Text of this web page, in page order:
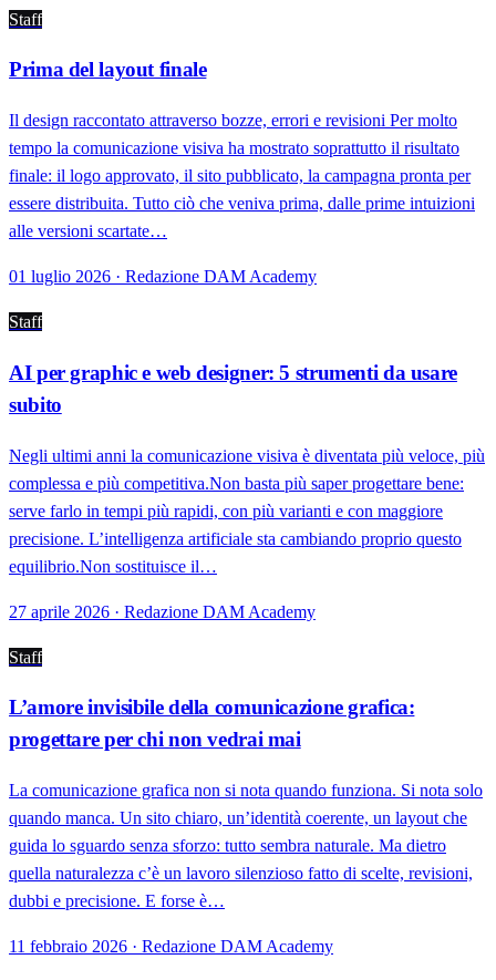
Staff
Prima del layout finale
Il design raccontato attraverso bozze, errori e revisioni Per molto
tempo la comunicazione visiva ha mostrato soprattutto il risultato
finale: il logo approvato, il sito pubblicato, la campagna pronta per
essere distribuita. Tutto ciò che veniva prima, dalle prime intuizioni
alle versioni scartate…
01 luglio 2026 · Redazione DAM Academy
Staff
AI per graphic e web designer: 5 strumenti da usare
subito
Negli ultimi anni la comunicazione visiva è diventata più veloce, più
complessa e più competitiva.Non basta più saper progettare bene:
serve farlo in tempi più rapidi, con più varianti e con maggiore
precisione. L’intelligenza artificiale sta cambiando proprio questo
equilibrio.Non sostituisce il…
27 aprile 2026 · Redazione DAM Academy
Staff
L’amore invisibile della comunicazione grafica:
progettare per chi non vedrai mai
La comunicazione grafica non si nota quando funziona. Si nota solo
quando manca. Un sito chiaro, un’identità coerente, un layout che
guida lo sguardo senza sforzo: tutto sembra naturale. Ma dietro
quella naturalezza c’è un lavoro silenzioso fatto di scelte, revisioni,
dubbi e precisione. E forse è…
11 febbraio 2026 · Redazione DAM Academy